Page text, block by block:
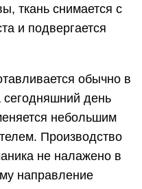
ткань снимается с
и подвергается
обычно в
день
небольшим
Производство
не налажено в
направление